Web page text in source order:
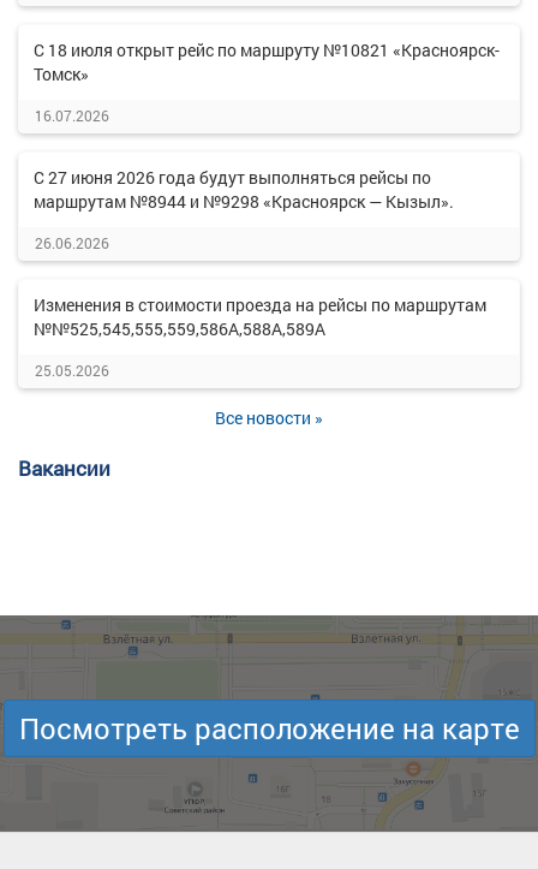
С 18 июля открыт рейс по маршруту №10821 «Красноярск-
Томск»
16.07.2026
С 27 июня 2026 года будут выполняться рейсы по
маршрутам №8944 и №9298 «Красноярск — Кызыл».
26.06.2026
Изменения в стоимости проезда на рейсы по маршрутам
№№525,545,555,559,586А,588А,589А
25.05.2026
Все новости »
Вакансии
Посмотреть расположение на карте